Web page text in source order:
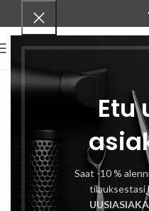
Etu
Saat -10 %
tilauksestasi
VALIKKO